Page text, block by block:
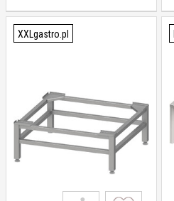
XXLgastro.pl